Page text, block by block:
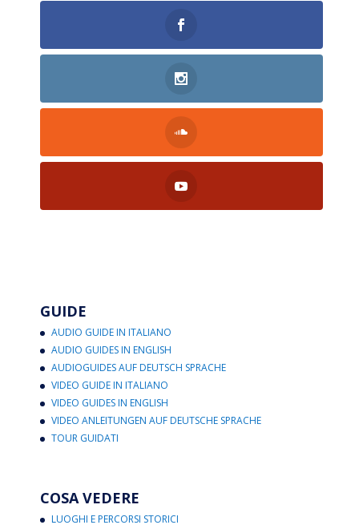
GUIDE
AUDIO GUIDE IN ITALIANO
AUDIO GUIDES IN ENGLISH
AUDIOGUIDES AUF DEUTSCH SPRACHE
VIDEO GUIDE IN ITALIANO
VIDEO GUIDES IN ENGLISH
VIDEO ANLEITUNGEN AUF DEUTSCHE SPRACHE
TOUR GUIDATI
COSA VEDERE
LUOGHI E PERCORSI STORICI